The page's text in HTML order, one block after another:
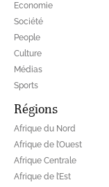
Economie
Société
People
Culture
Médias
Sports
Régions
Afrique du Nord
Afrique de l’Ouest
Afrique Centrale
Afrique de l’Est